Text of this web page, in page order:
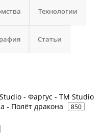
Технологии
Статьи
- Фаргус - TM Studio
- Полёт дракона
850